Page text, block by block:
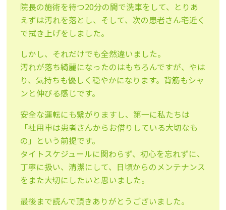
院長の施術を待つ20分の間で洗車をして、とりあ
えずは汚れを落とし、そして、次の患者さん宅近く
で拭き上げをしました。
しかし、それだけでも全然違いました。
汚れが落ち綺麗になったのはもちろんですが、やは
り、気持ちも優しく穏やかになります。背筋もシャ
ンと伸びる感じです。
安全な運転にも繋がりますし、第一に私たちは
「社用車は患者さんからお借りしている大切なも
の」という前提です。
タイトスケジュールに関わらず、初心を忘れずに、
丁寧に扱い、清潔にして、日頃からのメンテナンス
をまた大切にしたいと思いました。
最後まで読んで頂きありがとうございました。